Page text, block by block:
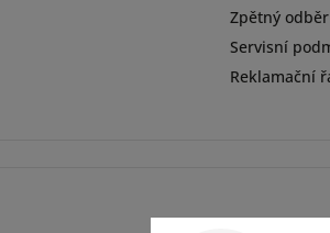
Zpětný
Servisní
Reklamační